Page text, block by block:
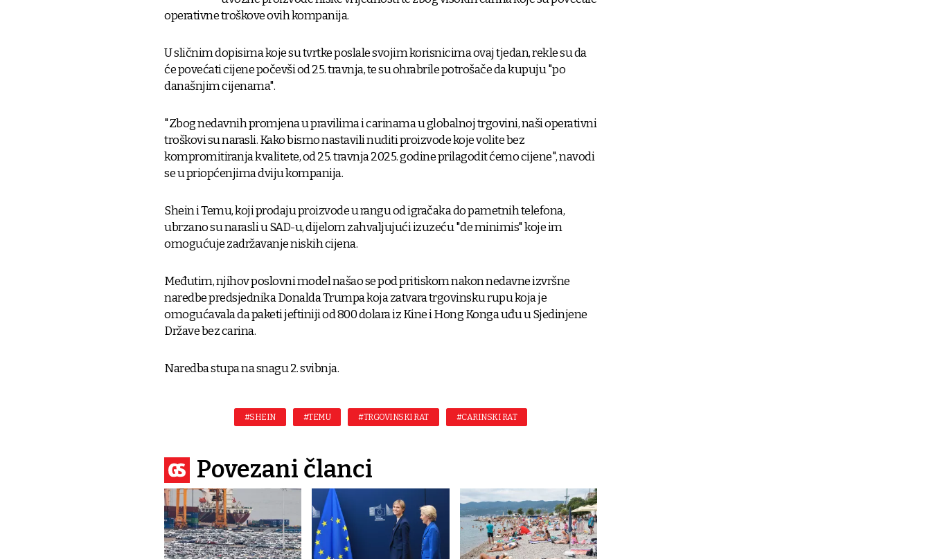
operativne troškove ovih kompanija.
U sličnim dopisima koje su tvrtke poslale svojim korisnicima ovaj tjedan, rekle su da
će povećati cijene počevši od 25. travnja, te su ohrabrile potrošače da kupuju "po
današnjim cijenama".
"Zbog nedavnih promjena u pravilima i carinama u globalnoj trgovini, naši operativni
troškovi su narasli. Kako bismo nastavili nuditi proizvode koje volite bez
kompromitiranja kvalitete, od 25. travnja 2025. godine prilagodit ćemo cijene", navodi
se u priopćenjima dviju kompanija.
Shein i Temu, koji prodaju proizvode u rangu od igračaka do pametnih telefona,
ubrzano su narasli u SAD-u, dijelom zahvaljujući izuzeću "de minimis" koje im
omogućuje zadržavanje niskih cijena.
Međutim, njihov poslovni model našao se pod pritiskom nakon nedavne izvršne
naredbe predsjednika Donalda Trumpa koja zatvara trgovinsku rupu koja je
omogućavala da paketi jeftiniji od 800 dolara iz Kine i Hong Konga uđu u Sjedinjene
Države bez carina.
Naredba stupa na snagu 2. svibnja.
#SHEIN #TEMU #TRGOVINSKI RAT #CARINSKI RAT
Povezani članci